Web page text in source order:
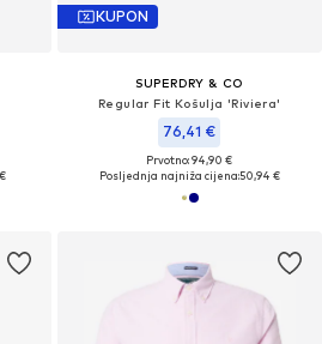
KUPON
SUPERDRY & CO
Regular Fit Košulja 'Riviera'
76,41 €
Prvotno: 94,90 €
Posljednja najniža cijena:50,94 €